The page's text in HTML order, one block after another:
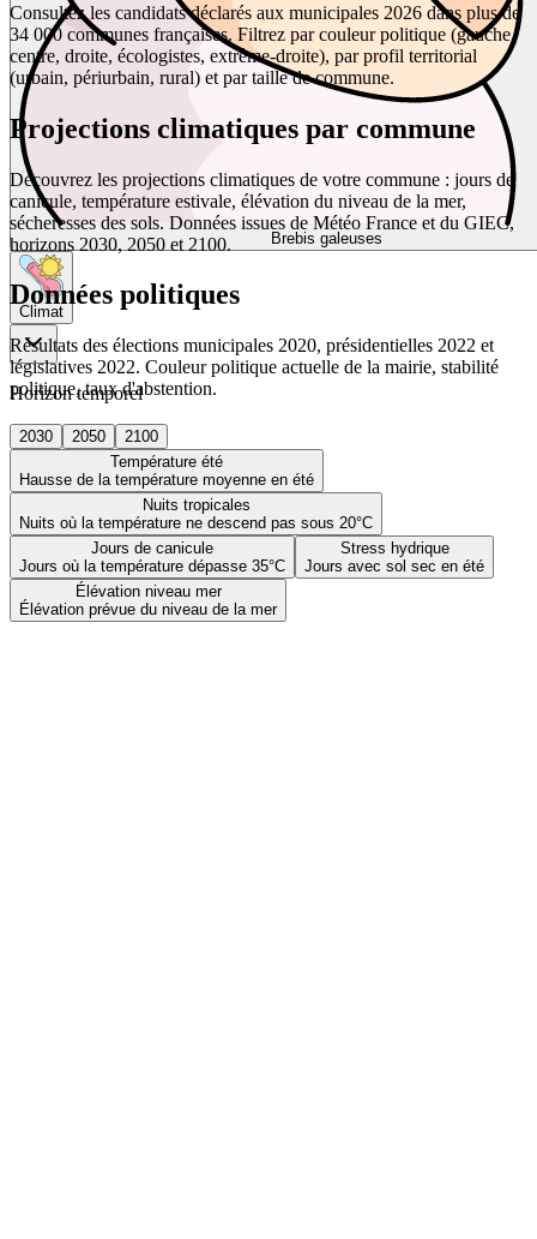
Brebis galeuses
Climat
Horizon temporel
2030 2050
2100
Température été
Hausse de la température moyenne en été
Nuits tropicales
Nuits où la température ne descend pas sous 20°C
Jours de canicule
Jours où la température dépasse 35°C
Stress hydrique
Jours avec sol sec en été
Élévation niveau mer
Élévation prévue du niveau de la mer
Consultez les candidats déclarés aux municipales 2026 dans plus de
34 000 communes françaises. Filtrez par couleur politique (gauche,
centre, droite, écologistes, extrême-droite), par profil territorial
(urbain, périurbain, rural) et par taille de commune.
Projections climatiques par commune
Découvrez les projections climatiques de votre commune : jours de
canicule, température estivale, élévation du niveau de la mer,
sécheresses des sols. Données issues de Météo France et du GIEC,
horizons 2030, 2050 et 2100.
Données politiques
Résultats des élections municipales 2020, présidentielles 2022 et
législatives 2022. Couleur politique actuelle de la mairie, stabilité
politique, taux d'abstention.